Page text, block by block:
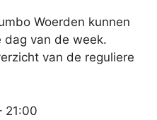
Woerden kunnen
dag van de week.
van de reguliere
21:00